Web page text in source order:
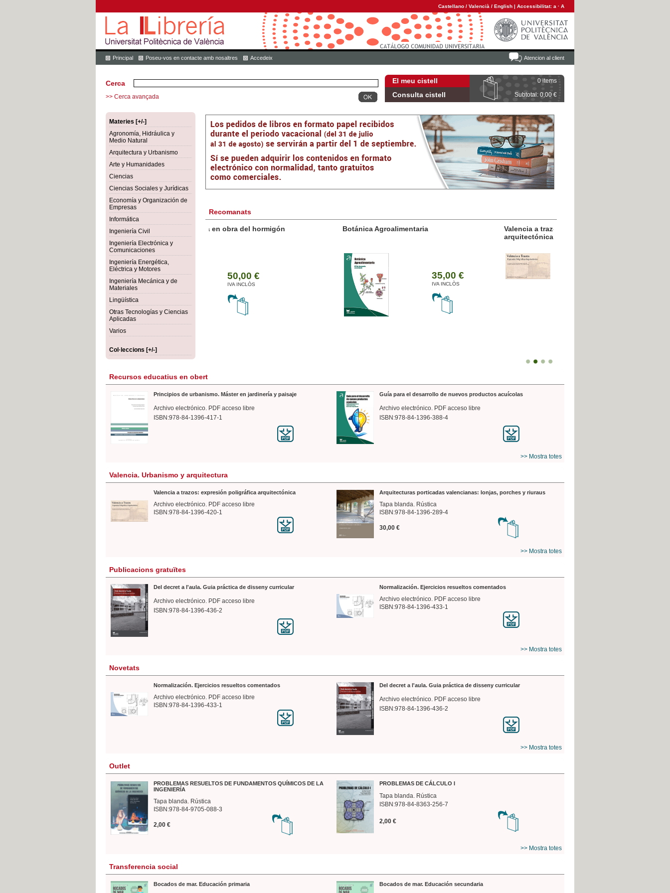
Castellano / Valencià / English | Accessibilitat: a · A
Atencion al client
Principal Poseu-vos en contacte amb nosaltres Accedeix
El meu cistell 0 items
Consulta cistell Subtotal: 0,00 €
Cerca
>> Cerca avançada
Materies [+/-]
Agronomía, Hidráulica y
Medio Natural
Arquitectura y Urbanismo
Arte y Humanidades
Ciencias
Ciencias Sociales y Jurídicas
Economía y Organización de
Empresas
Informática
Ingeniería Civil
Ingeniería Electrónica y
Comunicaciones
Ingeniería Energética,
Eléctrica y Motores
Ingeniería Mecánica y de
Materiales
Lingüística
Otras Tecnologías y Ciencias
Aplicadas
Varios
Col·leccions [+/-]
Recomanats
Botánica Agroalimentaria
Valencia a trazos: expresión poligráfica
Recursos educatius en obert
Principios de urbanismo. Máster en jardinería y paisaje
Archivo electrónico. PDF acceso libre
ISBN:978-84-1396-417-1
Guía para el desarrollo de nuevos productos acuícolas
Archivo electrónico. PDF acceso libre
ISBN:978-84-1396-388-4
>> Mostra totes
Valencia. Urbanismo y arquitectura
Valencia a trazos: expresión poligráfica arquitectónica
Archivo electrónico. PDF acceso libre
ISBN:978-84-1396-420-1
Arquitecturas porticadas valencianas: lonjas, porches y riuraus
Tapa blanda. Rústica
ISBN:978-84-1396-289-4
30,00 €
>> Mostra totes
Publicacions gratuïtes
Del decret a l'aula. Guia práctica de disseny curricular
Archivo electrónico. PDF acceso libre
ISBN:978-84-1396-436-2
Normalización. Ejercicios resueltos comentados
Archivo electrónico. PDF acceso libre
ISBN:978-84-1396-433-1
>> Mostra totes
Novetats
Normalización. Ejercicios resueltos comentados
Archivo electrónico. PDF acceso libre
ISBN:978-84-1396-433-1
Del decret a l'aula. Guia práctica de disseny curricular
Archivo electrónico. PDF acceso libre
ISBN:978-84-1396-436-2
>> Mostra totes
Outlet
PROBLEMAS RESUELTOS DE FUNDAMENTOS QUÍMICOS DE LA
INGENIERÍA
Tapa blanda. Rústica
ISBN:978-84-9705-088-3
2,00 €
PROBLEMAS DE CÁLCULO I
Tapa blanda. Rústica
ISBN:978-84-8363-256-7
2,00 €
>> Mostra totes
Transferencia social
Bocados de mar. Educación primaria Bocados de mar. Educación secundaria